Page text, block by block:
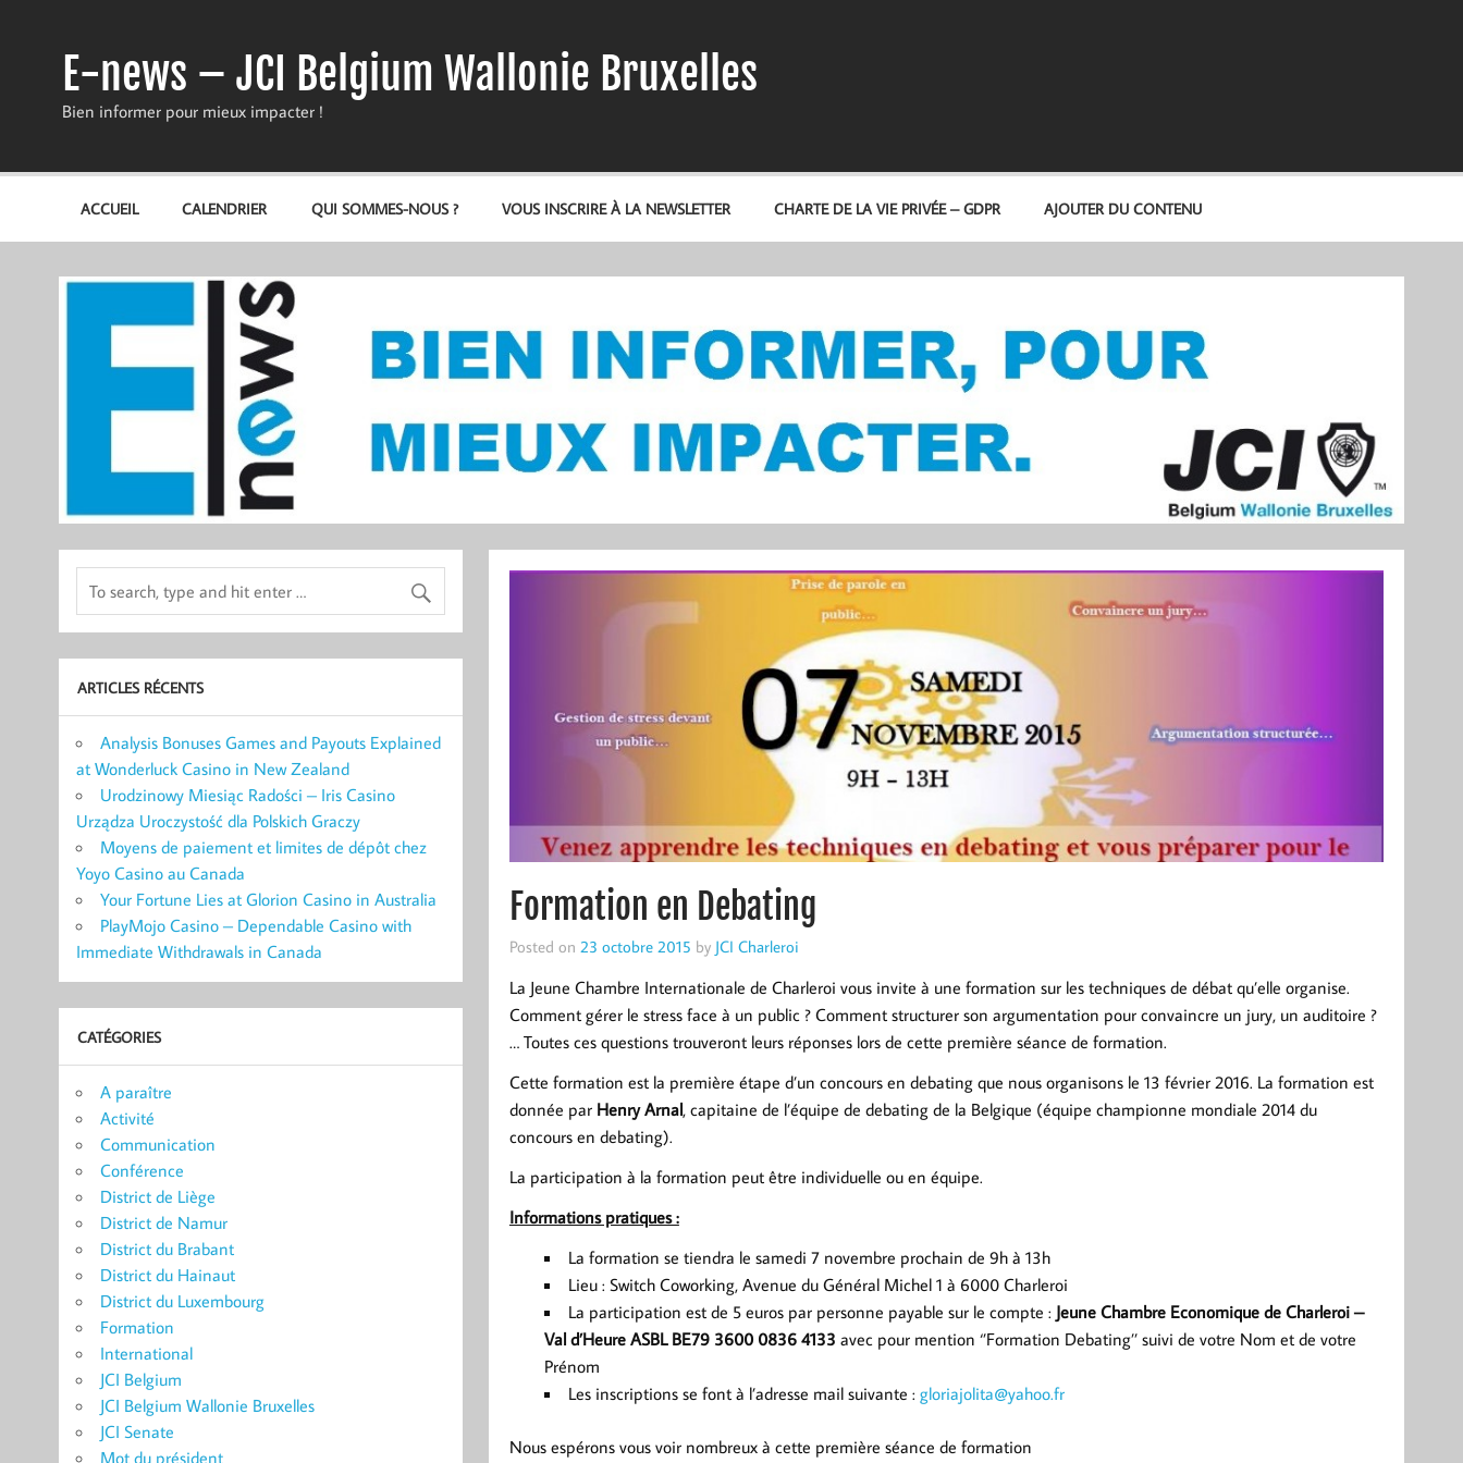
E-news – JCI Belgium Wallonie Bruxelles
Bien informer pour mieux impacter !
ACCUEIL CALENDRIER QUI SOMMES-NOUS ? VOUS INSCRIRE À LA NEWSLETTER CHARTE DE LA VIE PRIVÉE – GDPR AJOUTER DU CONTENU
Formation en Debating
Posted on 23 octobre 2015 by JCI Charleroi
La Jeune Chambre Internationale de Charleroi vous invite à une formation sur les techniques de débat qu’elle organise.
Comment gérer le stress face à un public ? Comment structurer son argumentation pour convaincre un jury, un auditoire ?
… Toutes ces questions trouveront leurs réponses lors de cette première séance de formation.
Cette formation est la première étape d’un concours en debating que nous organisons le 13 février 2016. La formation est
donnée par Henry Arnal, capitaine de l’équipe de debating de la Belgique (équipe championne mondiale 2014 du
concours en debating).
La participation à la formation peut être individuelle ou en équipe.
Informations pratiques :
La formation se tiendra le samedi 7 novembre prochain de 9h à 13h
Lieu : Switch Coworking, Avenue du Général Michel 1 à 6000 Charleroi
La participation est de 5 euros par personne payable sur le compte : Jeune Chambre Economique de Charleroi –
Val d’Heure ASBL BE79 3600 0836 4133 avec pour mention ‘’Formation Debating’’ suivi de votre Nom et de votre
Prénom
Les inscriptions se font à l’adresse mail suivante : gloriajolita@yahoo.fr
Nous espérons vous voir nombreux à cette première séance de formation
ARTICLES RÉCENTS
Analysis Bonuses Games and Payouts Explained
at Wonderluck Casino in New Zealand
Urodzinowy Miesiąc Radości – Iris Casino
Urządza Uroczystość dla Polskich Graczy
Moyens de paiement et limites de dépôt chez
Yoyo Casino au Canada
Your Fortune Lies at Glorion Casino in Australia
PlayMojo Casino – Dependable Casino with
Immediate Withdrawals in Canada
CATÉGORIES
A paraître
Activité
Communication
Conférence
District de Liège
District de Namur
District du Brabant
District du Hainaut
District du Luxembourg
Formation
International
JCI Belgium
JCI Belgium Wallonie Bruxelles
JCI Senate
Mot du président